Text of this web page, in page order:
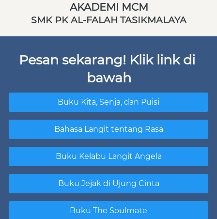
AKADEMI MCM
SMK PK AL-FALAH TASIKMALAYA
Pesan sekarang! Klik link di
bawah
`
Buku Kita, Senja, dan Puisi
`
Bahasa Langit tentang Rasa
`
Buku Kelabu Langit Angela
`
Buku Jejak di Ujung Cinta
`
Buku The Soulmate